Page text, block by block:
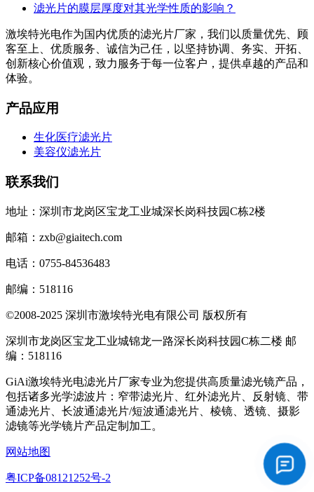
滤光片的膜层厚度对其光学性质的影响？
激埃特光电作为国内优质的滤光片厂家，我们以质量优先、顾
客至上、优质服务、诚信为己任，以坚持协调、务实、开拓、
创新核心价值观，致力服务于每一位客户，提供卓越的产品和
体验。
产品应用
生化医疗滤光片
美容仪滤光片
联系我们
地址：深圳市龙岗区宝龙工业城深长岗科技园C栋2楼
邮箱：zxb@giaitech.com
电话：0755-84536483
邮编：518116
©2008-2025 深圳市激埃特光电有限公司 版权所有
深圳市龙岗区宝龙工业城锦龙一路深长岗科技园C栋二楼 邮
编：518116
GiAi激埃特光电滤光片厂家专业为您提供高质量滤光镜产品，
包括诸多光学滤波片：窄带滤光片、红外滤光片、反射镜、带
通滤光片、长波通滤光片/短波通滤光片、棱镜、透镜、摄影
滤镜等光学镜片产品定制加工。
网站地图
粤ICP备08121252号-2